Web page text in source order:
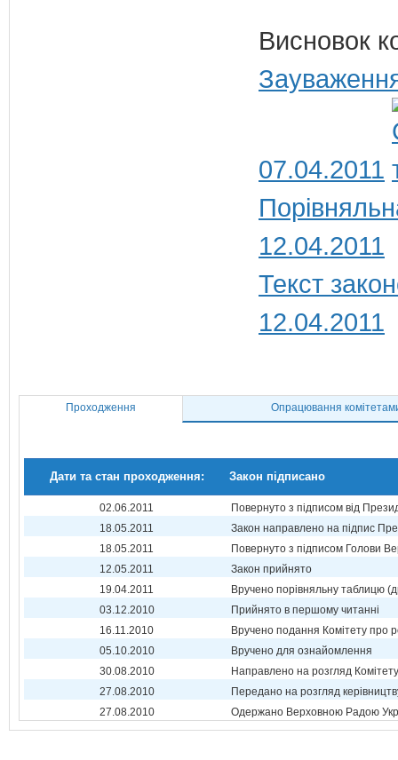
Висновок
07.04.2011
12.04.2011
Текст
12.04.2011
Проходження Опрацювання
Дати та стан проходження: Закон підписано
02.06.2011
Повернуто з підписом від
18.05.2011
Закон направлено на підпис
18.05.2011
Повернуто з підписом Голови
12.05.2011
Закон прийнято
19.04.2011
Вручено порівняльну таблицю
03.12.2010
Прийнято в першому читанні
16.11.2010
Вручено подання Комітету про
05.10.2010
Вручено для ознайомлення
30.08.2010
Направлено на розгляд Комітету
27.08.2010
Передано на розгляд
27.08.2010
Одержано Верховною Радою